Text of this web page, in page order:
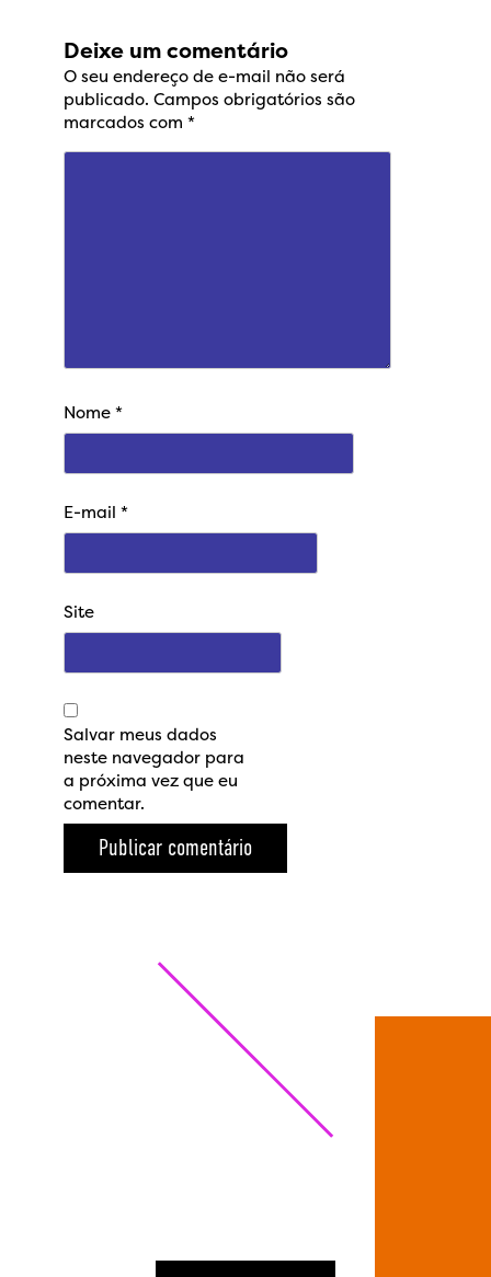
Deixe um comentário
O seu endereço de e-mail não será
publicado. Campos obrigatórios são
marcados com*
Nome*
E-mail*
Site
Salvar meus dados
neste navegador para
a próxima vez que eu
comentar.